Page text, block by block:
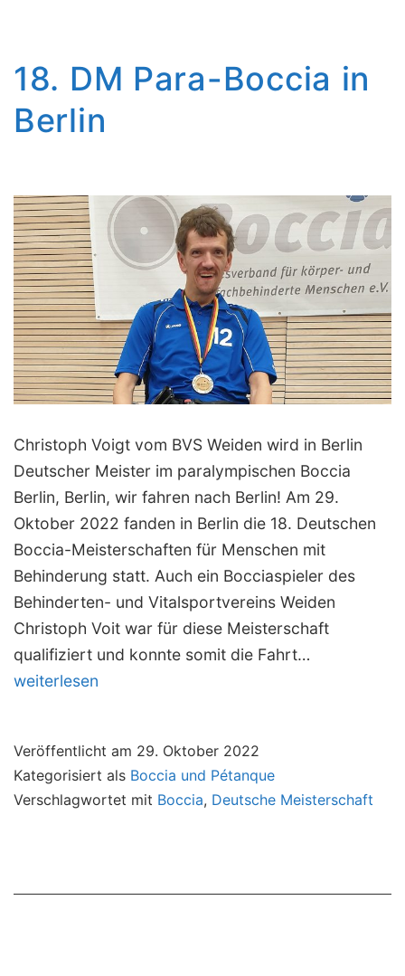
18. DM Para-Boccia in
Berlin
Christoph Voigt vom BVS Weiden wird in Berlin
Deutscher Meister im paralympischen Boccia
Berlin, Berlin, wir fahren nach Berlin! Am 29.
Oktober 2022 fanden in Berlin die 18. Deutschen
Boccia-Meisterschaften für Menschen mit
Behinderung statt. Auch ein Bocciaspieler des
Behinderten- und Vitalsportvereins Weiden
Christoph Voit war für diese Meisterschaft
qualifiziert und konnte somit die Fahrt…
weiterlesen
Veröffentlicht am 29. Oktober 2022
Kategorisiert als Boccia und Pétanque
Verschlagwortet mit Boccia, Deutsche Meisterschaft